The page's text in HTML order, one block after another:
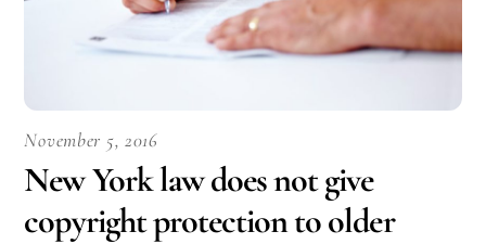
November 5, 2016
New York law does not give
copyright protection to older